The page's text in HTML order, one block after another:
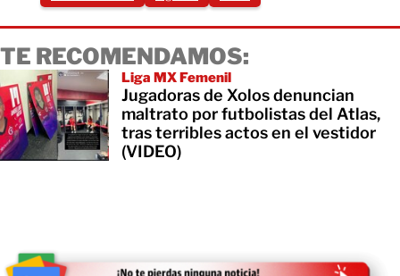
TE RECOMENDAMOS:
Liga MX Femenil
Jugadoras de Xolos denuncian
maltrato por futbolistas del Atlas,
tras terribles actos en el vestidor
(VIDEO)